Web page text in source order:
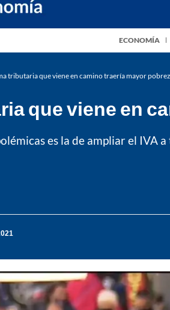
ECONOMÍA
tributaria que viene en camino traería mayor
que viene en
es la de ampliar el